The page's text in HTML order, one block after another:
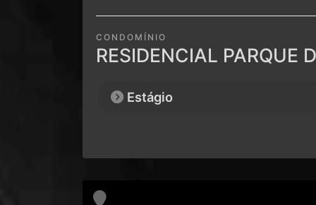
CONDOMÍNIO
RESIDENCIAL PARQUE
Estágio